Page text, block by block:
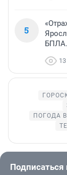
5
БПЛА.
ПОГОДА
Подписаться